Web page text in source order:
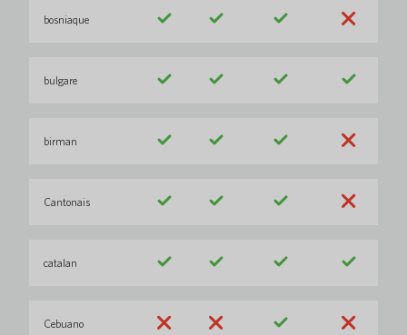
bosniaque
bulgare
birman
Cantonais
catalan
Cebuano